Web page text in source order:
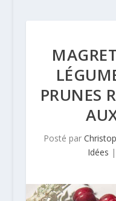
PRUNES
Posté par
Idées